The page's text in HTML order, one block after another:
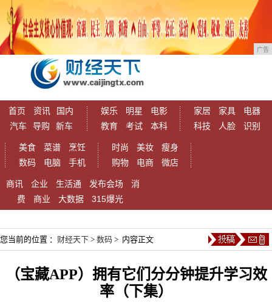
广告
首页 资讯
国内
汽车
导购 新车
娱乐 明星
电影
教育
考试 本科
家居 家具
电器
科技
人脸 识别
美食 菜谱
烹饪
数码
电脑 手机
时尚 美妆
瘦身
购物
电商 微店
商讯 企业 生活通 发布会场
消
费
商业 大数据 315爆光
您当前的位置 ： 财经天下 > 数码 > 内容正文
（宝藏APP）拥有它们分分钟提升学习效
率（下集）